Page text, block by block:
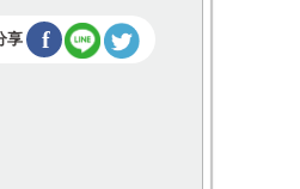
享 f